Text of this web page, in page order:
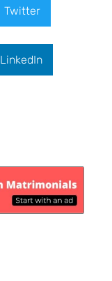
Twitter
LinkedIn